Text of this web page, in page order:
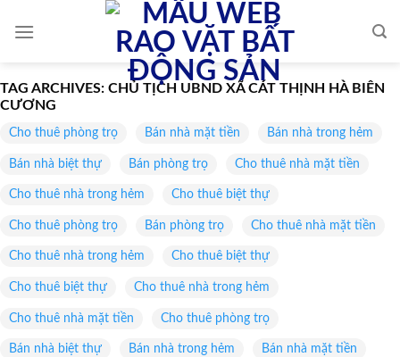
TAG ARCHIVES: CHỦ TỊCH UBND XÃ CÁT THỊNH HÀ BIÊN
CƯƠNG
Cho thuê phòng trọ Bán nhà mặt tiền Bán nhà trong hẻm
Bán nhà biệt thự Bán phòng trọ Cho thuê nhà mặt tiền
Cho thuê nhà trong hẻm Cho thuê biệt thự
Cho thuê phòng trọ Bán phòng trọ Cho thuê nhà mặt tiền
Cho thuê nhà trong hẻm Cho thuê biệt thự
Cho thuê biệt thự Cho thuê nhà trong hẻm
Cho thuê nhà mặt tiền Cho thuê phòng trọ
Bán nhà biệt thự Bán nhà trong hẻm Bán nhà mặt tiền